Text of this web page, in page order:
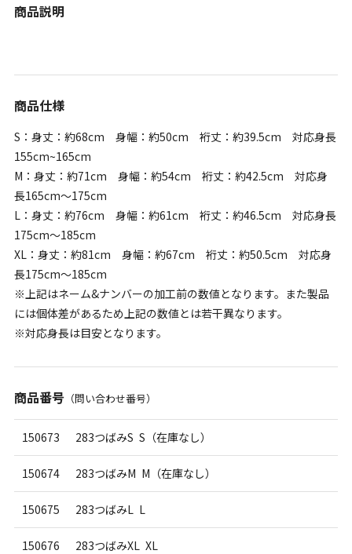
商品説明
商品仕様
S：身丈：約68cm 身幅：約50cm 裄丈：約39.5cm 対応身長
155cm~165cm
M：身丈：約71cm 身幅：約54cm 裄丈：約42.5cm 対応身
長165cm～175cm
L：身丈：約76cm 身幅：約61cm 裄丈：約46.5cm 対応身長
175cm～185cm
XL：身丈：約81cm 身幅：約67cm 裄丈：約50.5cm 対応身
長175cm～185cm
※上記はネーム&ナンバーの加工前の数値となります。また製品
には個体差があるため上記の数値とは若干異なります。
※対応身長は目安となります。
商品番号（問い合わせ番号）
150673 283つばみS S（在庫なし）
150674 283つばみM M（在庫なし）
150675 283つばみL L
150676 283つばみXL XL